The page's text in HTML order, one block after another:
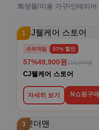
화장품/미용 가구/인테리어
1
슈퍼적립 57% 할인
57%49,900원 116,000원
CJ웰케어 스토어
자세히 보기 N쇼핑구매
3